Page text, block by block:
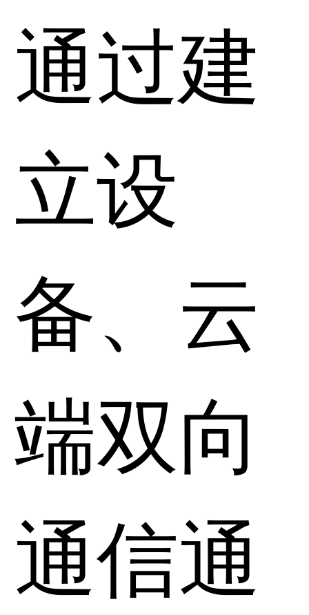
通过建
立设
备、云
端双向
通信通